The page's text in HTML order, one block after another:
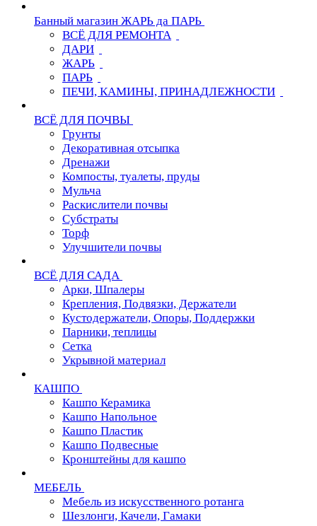
Банный магазин ЖАРЬ да ПАРЬ
ВСЁ ДЛЯ РЕМОНТА
ДАРИ
ЖАРЬ
ПАРЬ
ПЕЧИ, КАМИНЫ, ПРИНАДЛЕЖНОСТИ
ВСЁ ДЛЯ ПОЧВЫ
Грунты
Декоративная отсыпка
Дренажи
Компосты, туалеты, пруды
Мульча
Раскислители почвы
Субстраты
Торф
Улучшители почвы
ВСЁ ДЛЯ САДА
Арки, Шпалеры
Крепления, Подвязки, Держатели
Кустодержатели, Опоры, Поддержки
Парники, теплицы
Сетка
Укрывной материал
КАШПО
Кашпо Керамика
Кашпо Напольное
Кашпо Пластик
Кашпо Подвесные
Кронштейны для кашпо
МЕБЕЛЬ
Мебель из искусственного ротанга
Шезлонги, Качели, Гамаки